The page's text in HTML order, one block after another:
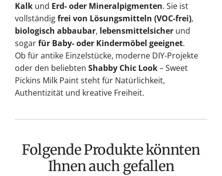
Kalk und Erd- oder Mineralpigmenten. Sie ist
vollständigfrei von Lösungsmitteln (VOC-frei),
biologisch abbaubar, lebensmittelsicher und
sogarfür Baby- oder Kindermöbel geeignet.
Ob für antike Einzelstücke, moderne DIY-Projekte
oder den beliebten Shabby Chic Look– Sweet
Pickins Milk Paint steht für Natürlichkeit,
Authentizität und kreative Freiheit.
Folgende Produkte könnten
Ihnen auch gefallen